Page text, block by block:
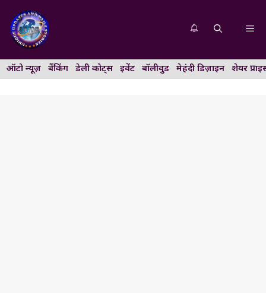
content
ऑटो न्यूज़ बैंकिंग डेली कोट्स इवेंट बॉलीवुड मेहंदी डिज़ाइन शेयर